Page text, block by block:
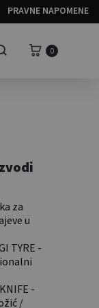
PRAVNE NAPOMENE
Košarica
0
za
u
blanket
TYRE -
/ All in
-
/